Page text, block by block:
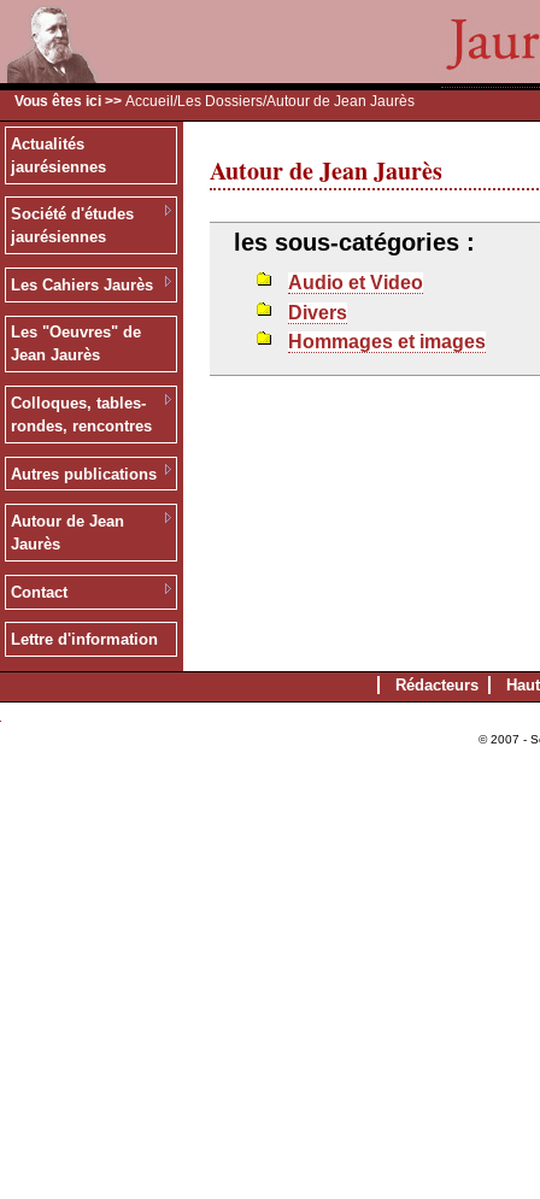
Vous êtes ici >> Accueil /Les Dossiers/Autour de Jean Jaurès
Actualités
jaurésiennes
Société d'études
jaurésiennes
Les Cahiers Jaurès
Les "Oeuvres" de
Jean Jaurès
Colloques, tables-
rondes, rencontres
Autres publications
Autour de Jean
Jaurès
Contact
Lettre d'information
Autour de Jean Jaurès
les sous-catégories :
Audio et Video
Divers
Hommages et images
Rédacteurs
© 2007 -